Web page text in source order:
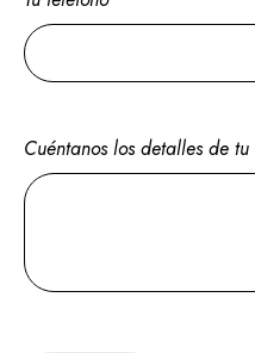
Cuéntanos los detalles de